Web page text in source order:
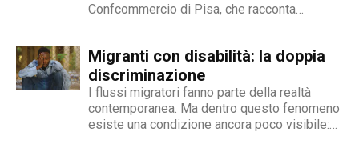
Confcommercio di Pisa, che racconta
persone con disabilità in Italia. Una madre e
un padre hanno deciso...
Migranti con disabilità: la doppia
discriminazione
I flussi migratori fanno parte della realtà
contemporanea. Ma dentro questo fenomeno
esiste una condizione ancora poco visibile: